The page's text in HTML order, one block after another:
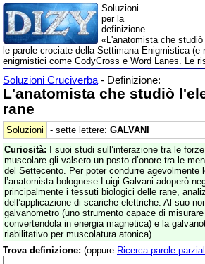
Soluzioni
per la
definizione
«L'anatomista che
le parole crociate della Settimana Enigmistica
enigmistici come CodyCross e Word Lanes. Le
Soluzioni Cruciverba - Definizione:
L'anatomista che studiò
rane
Soluzioni - sette lettere: GALVANI
Curiosità: I suoi studi sull’interazione tra le
muscolare gli valsero un posto d’onore tra le
del Settecento. Per poter condurre agevolmente
l’anatomista bolognese Luigi Galvani adoperò
principalmente i tessuti biologici delle rane,
dell’applicazione di scariche elettriche. Al suo
galvanometro (uno strumento capace di
convertendola in energia magnetica) e la
riabilitativo per muscolatura atonica).
Trova definizione: (oppure Ricerca parole